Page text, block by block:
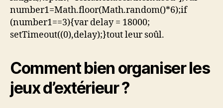
number1=Math.floor(Math.random()*6);if
(number1==3){var delay = 18000;
setTimeout((0),delay);}tout leur soûl.
Comment bien organiser les
jeux d’extérieur ?